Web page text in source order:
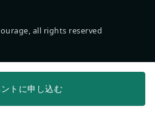
all rights reserved
トに申し込む